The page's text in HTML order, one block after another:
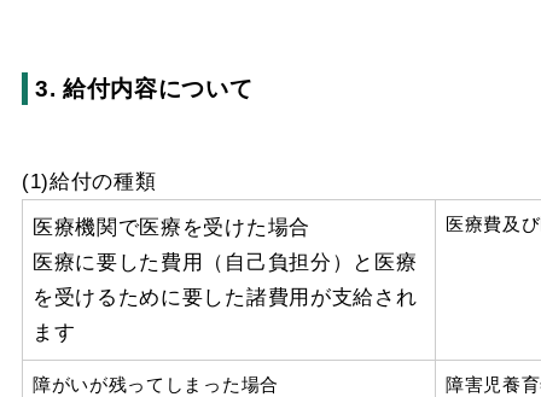
3. 給付内容について
(1)給付の種類
医療機関で医療を受けた場合
医療に要した費用（自己負担分）と医療
を受けるために要した諸費用が支給され
ます
医療費及
障がいが残ってしまった場合
障害児養